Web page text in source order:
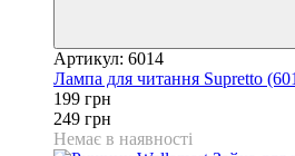
Артикул: 6014
Лампа для читання Supretto
199 грн
249 грн
Немає в наявності